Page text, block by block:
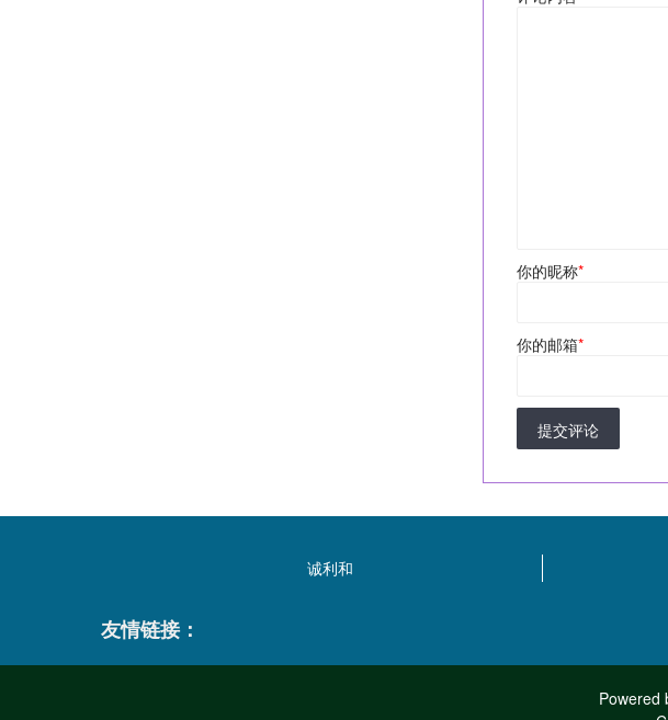
你的昵称*
你的邮箱*
提交评论
诚利和
友情链接：
Powered